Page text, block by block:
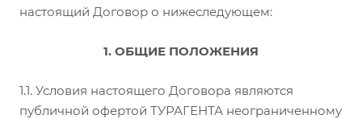
настоящий Договор о нижеследующем:
1. ОБЩИЕ ПОЛОЖЕНИЯ
1.1. Условия настоящего Договора являются
публичной офертой ТУРАГЕНТА неограниченному